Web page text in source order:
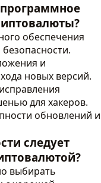
обеспечения
и
новых версий.
для хакеров.
обновлений и
следует
выбирать